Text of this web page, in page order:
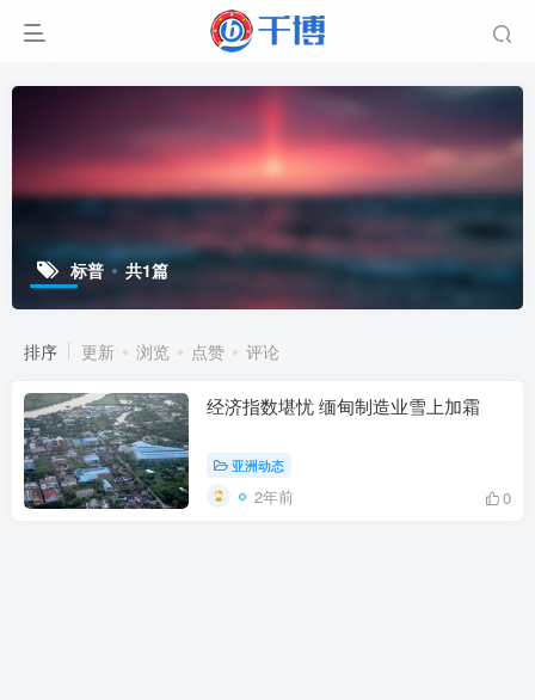
标普 共1篇
排序 更新 浏览 点赞 评论
经济指数堪忧 缅甸制造业雪上加霜
亚洲动态
2年前 0